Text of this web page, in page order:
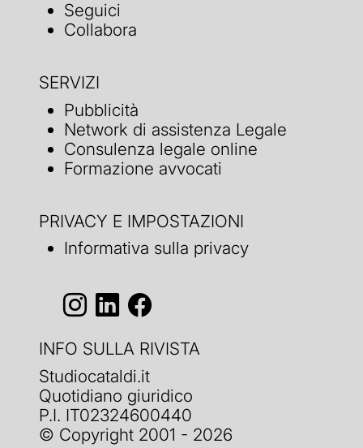
Seguici
Collabora
SERVIZI
Pubblicità
Network di assistenza Legale
Consulenza legale online
Formazione avvocati
PRIVACY E IMPOSTAZIONI
Informativa sulla privacy
INFO SULLA RIVISTA
Studiocataldi.it
Quotidiano giuridico
P.I. IT02324600440
© Copyright 2001 - 2026